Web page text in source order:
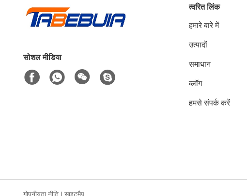
सोशल मीडिया
त्वरित लिंक
हमारे बारे में
उत्पादों
समाधान
ब्लॉग
हमसे संपर्क करें
गोपनीयता नीति | साइटमैप